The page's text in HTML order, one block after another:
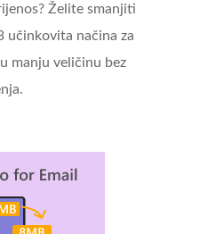
Želite smanjiti
učinkovita načina za
manju veličinu bez